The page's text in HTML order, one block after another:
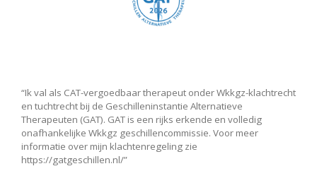
“Ik val als CAT-vergoedbaar therapeut onder Wkkgz-klachtrecht
en tuchtrecht bij de Geschilleninstantie Alternatieve
Therapeuten (GAT). GAT is een rijks erkende en volledig
onafhankelijke Wkkgz geschillencommissie. Voor meer
informatie over mijn klachtenregeling zie
https://gatgeschillen.nl/”